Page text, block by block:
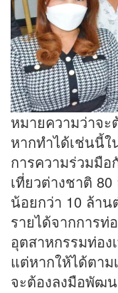
หมายความว่าจ
หากทำได้เช่นนี้
การความร่วมมื
เที่ยวต่างชาติ
น้อยกว่า 10 ล้าน
รายได้จากการท่
อุตสาหกรรมท่อง
แต่หากให้ได้ตา
จะต้องลงมือพัฒ